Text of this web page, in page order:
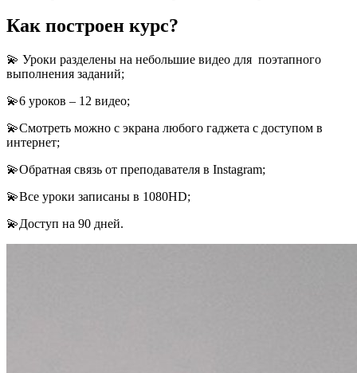
Как построен курс?
💫 Уроки разделены на небольшие видео для поэтапного
выполнения заданий;
💫6 уроков – 12 видео;
💫Смотреть можно с экрана любого гаджета с доступом в
интернет;
💫Обратная связь от преподавателя в Instagram;
💫Все уроки записаны в 1080HD;
💫Доступ на 90 дней.